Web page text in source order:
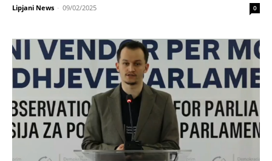
Lipjani News - 09/02/2025 0